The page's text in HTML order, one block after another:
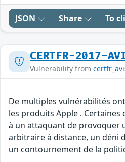
JSON Share To
CERTFR-2017-
Vulnerability from
De multiples vulnérabilités
les produits Apple .
à un attaquant de provoquer
arbitraire à distance, un déni
un contournement de la